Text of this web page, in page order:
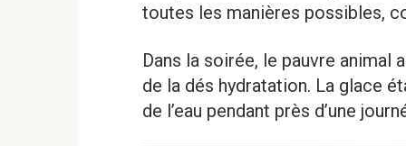
toutes les manières possibles,
Dans la soirée, le pauvre animal
de la dés hydratation. La glace
de l’eau pendant près d’une